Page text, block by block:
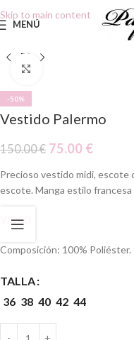
Skip to main content
MENÚ
-50%
Vestido Palermo
150.00€ 75.00 €
Precioso vestido midi, escote
escote. Manga estilo
VIDEO
Composición: 100% Poliéster.
TALLA
36 38 40 42 44